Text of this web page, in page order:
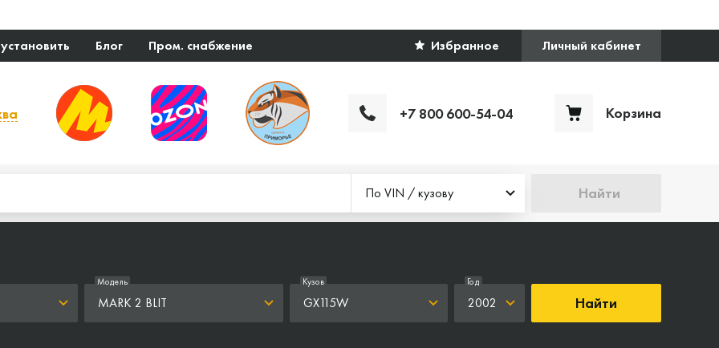
Блог Пром. снабжение Избранное Личный кабинет
+7 800 600-54-04 Корзина
По VIN / кузову Найти
MARK 2 BLIT
Модель
GX115W
Кузов
2002
Год
Найти